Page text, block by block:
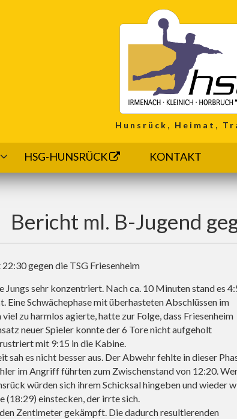
Hunsrück, Heimat,
HSG-HUNSRÜCK KONTAKT
Bericht ml. B-Jugend
gegen die TSG Friesenheim
Jungs sehr konzentriert. Nach ca. 10 Minuten stand es
Eine Schwächephase mit überhasteten Abschlüssen im
zu harmlos agierte, hatte zur Folge, dass Friesenheim
neuer Spieler konnte der 6 Tore nicht aufgeholt
mit 9:15 in die Kabine.
sah es nicht besser aus. Der Abwehr fehlte in dieser
im Angriff führten zum Zwischenstand von 12:20.
würden sich ihrem Schicksal hingeben und wieder
(18:29) einstecken, der irrte sich.
Zentimeter gekämpft. Die dadurch resultierenden